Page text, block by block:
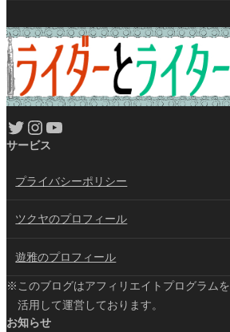
Twitter Instagram YouTube
サービス
プライバシーポリシー
ツクヤのプロフィール
遊雅のプロフィール
※このブログはアフィリエイトプログラムを
活用して運営しております。
お知らせ